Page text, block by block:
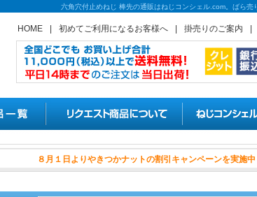
六角穴付止めねじ 棒先の通販はねじコンシェル.com。ばら
HOME 初めてご利用になるお客様へ 掛売りのご案内
８月１日よりやきつかナ